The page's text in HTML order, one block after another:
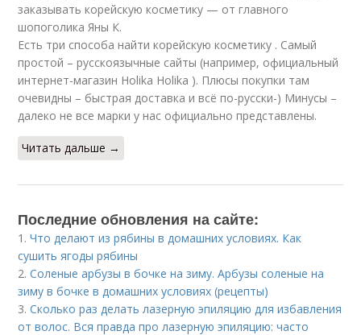
заказывать корейскую косметику — от главного
шопоголика Яны К.
Есть три способа найти корейскую косметику . Самый
простой – русскоязычные сайты (например, официальный
интернет-магазин Holika Holika ). Плюсы покупки там
очевидны – быстрая доставка и всё по-русски-) Минусы –
далеко не все марки у нас официально представлены.
Читать дальше →
Последние обновления на сайте:
1.Что делают из рябины в домашних условиях. Как
сушить ягоды рябины
2.Соленые арбузы в бочке на зиму. Арбузы соленые на
зиму в бочке в домашних условиях (рецепты)
3.Сколько раз делать лазерную эпиляцию для избавления
от волос. Вся правда про лазерную эпиляцию: часто